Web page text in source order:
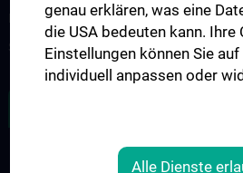
Experimentelle Forschung
Strike Bladder Cancer
genau erklären, was eine
die USA bedeuten kann. Ihre
Einstellungen können Sie
individuell anpassen oder
Alle Dienste